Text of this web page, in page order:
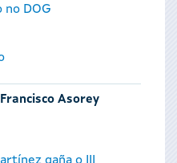
no DOG
Asorey
gaña o III